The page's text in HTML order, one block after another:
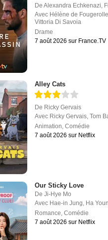
DeAlexandra Echkenazi,
Avec Hélène de
Vittoria Di Savoia
Drame
7 août 2026 sur France.TV
Alley Cats
De Ricky Gervais
Avec Ricky Gervais ,Tom
Animation ,Comédie
7 août 2026 sur Netflix
Our Sticky Love
DeJi-Hye Mo
Avec Hae-in Jung, Ha
Romance,Comédie
7 août 2026 sur Netflix